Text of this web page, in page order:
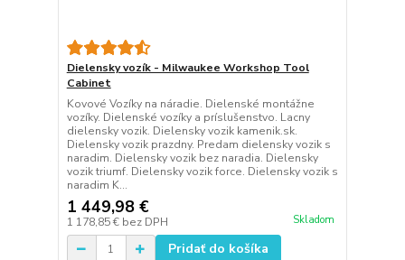
Dielensky vozík - Milwaukee Workshop Tool
Cabinet
Kovové Vozíky na náradie. Dielenské montážne
vozíky. Dielenské vozíky a príslušenstvo. Lacny
dielensky vozik. Dielensky vozik kamenik.sk.
Dielensky vozik prazdny. Predam dielensky vozik s
naradim. Dielensky vozik bez naradia. Dielensky
vozik triumf. Dielensky vozik force. Dielensky vozik s
naradim K...
1 449,98 €
1 178,85 € bez DPH Skladom
Pridať do košíka